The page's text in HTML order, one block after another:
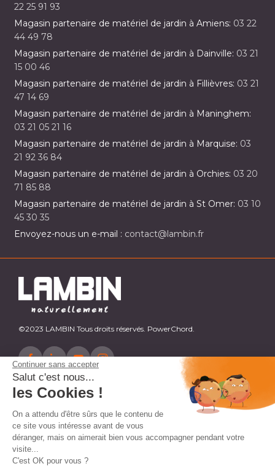
Continuer sans accepter
Salut c'est nous...
les Cookies !
On a attendu d'être sûrs que le contenu de
ce site vous intéresse avant de vous
déranger, mais on aimerait bien vous accompagner pendant votre
visite...
C'est OK pour vous ?
22 25 91 93
Magasin partenaire de matériel de jardin à Amiens: 03 22
44 49 78
Magasin partenaire de matériel de jardin à Dainville: 03 21
15 00 46
Magasin partenaire de matériel de jardin à Fillièvres: 03 21
47 14 69
Magasin partenaire de matériel de jardin à Maninghem:
03 21 05 21 16
Magasin partenaire de matériel de jardin à Marquise: 03
21 92 36 84
Magasin partenaire de matériel de jardin à Orchies: 03 20
71 85 88
Magasin partenaire de matériel de jardin à St Omer: 03 10
45 30 35
Envoyez-nous un e-mail : contact@lambin.fr
©2023 LAMBIN Tous droits réservés. PowerChord.